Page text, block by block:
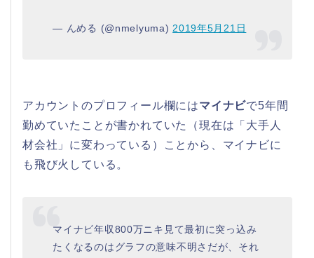
— んめる (@nmelyuma) 2019年5月21日
アカウントのプロフィール欄にはマイナビで5年間
勤めていたことが書かれていた（現在は「大手人
材会社」に変わっている）ことから、マイナビに
も飛び火している。
マイナビ年収800万ニキ見て最初に突っ込み
たくなるのはグラフの意味不明さだが、それ